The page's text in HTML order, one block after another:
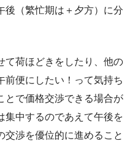
後（繁忙期は＋夕方）に分
て荷ほどきをしたり、他の
前便にしたい！って気持ち
とで価格交渉できる場合が
集中するのであえて午後を
交渉を優位的に進めること